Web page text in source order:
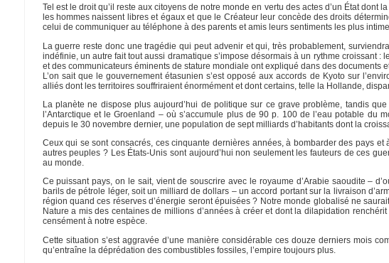
Tel est le droit qu’il reste aux citoyens de notre monde en vertu des actes d’un État
les hommes naissent libres et égaux et que le Créateur leur concède des droits
celui de communiquer au téléphone à des parents et amis leurs sentiments les plus
La guerre reste donc une tragédie qui peut advenir et qui, très probablement,
indéfinie, un autre fait tout aussi dramatique s’impose désormais à un rythme croissant
et des communicateurs éminents de stature mondiale ont expliqué dans des documents
L’on sait que le gouvernement étasunien s’est opposé aux accords de Kyoto sur
alliés dont les territoires souffriraient énormément et dont certains, telle la Hollande,
La planète ne dispose plus aujourd’hui de politique sur ce grave problème, tandis
l’Antarctique et le Groenland – où s’accumule plus de 90 p. 100 de l’eau potable du
depuis le 30 novembre dernier, une population de sept milliards d’habitants dont la
Ceux qui se sont consacrés, ces cinquante dernières années, à bombarder des pays
autres peuples ? Les États-Unis sont aujourd’hui non seulement les fauteurs de ces
au monde.
Ce puissant pays, on le sait, vient de souscrire avec le royaume d’Arabie saoudite –
barils de pétrole léger, soit un milliard de dollars – un accord portant sur la livraison
région quand ces réserves d’énergie seront épuisées ? Notre monde globalisé ne
Nature a mis des centaines de millions d’années à créer et dont la dilapidation
censément à notre espèce.
Cette situation s’est aggravée d’une manière considérable ces douze derniers mois
qu’entraîne la déprédation des combustibles fossiles, l’empire toujours plus.